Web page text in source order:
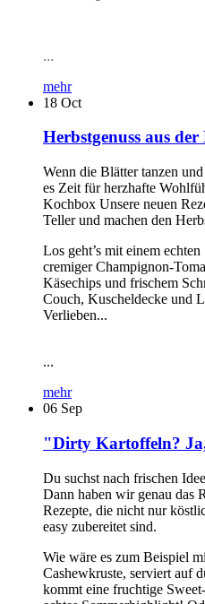
...
mehr
18 Oct
Herbstgenuss aus der
Wenn die Blätter tanzen
es Zeit für herzhafte
Kochbox Unsere neuen
Teller und machen den
Los geht’s mit einem
cremiger Champignon-
Käsechips und frischem
Couch, Kuscheldecke und
Verlieben...
...
mehr
06 Sep
"Dirty Kartoffeln?
Du suchst nach frischen
Dann haben wir genau das
Rezepte, die nicht nur
easy zubereitet sind.
Wie wäre es zum Beispiel
Cashewkruste, serviert auf
kommt eine fruchtige